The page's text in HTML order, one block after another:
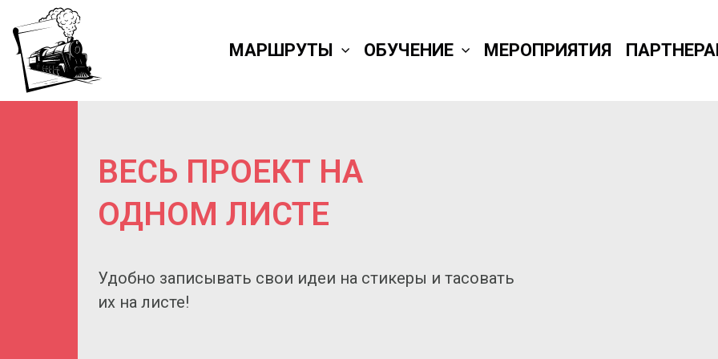
МАРШРУТЫ ОБУЧЕНИЕ МЕРОПРИЯТИЯ
ВЕСЬ ПРОЕКТ НА
ОДНОМ ЛИСТЕ
Удобно записывать свои идеи на стикеры и тасовать
их на листе!